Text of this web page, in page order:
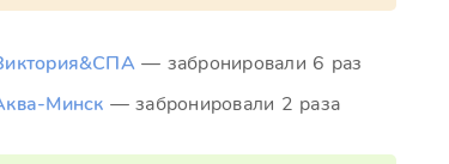
— забронировали 6 раз
Минск — забронировали 2 раза